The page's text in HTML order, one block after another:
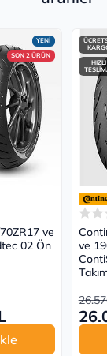
YENİ
SON 2 ÜRÜN
ve
02 Ön
HIZLI
ve